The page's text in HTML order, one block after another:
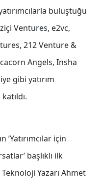
buluştuğu
Ventures, e2vc,
212 Venture &
Angels, Insha
gibi yatırım
için
başlıklı ilk
Yazarı Ahmet